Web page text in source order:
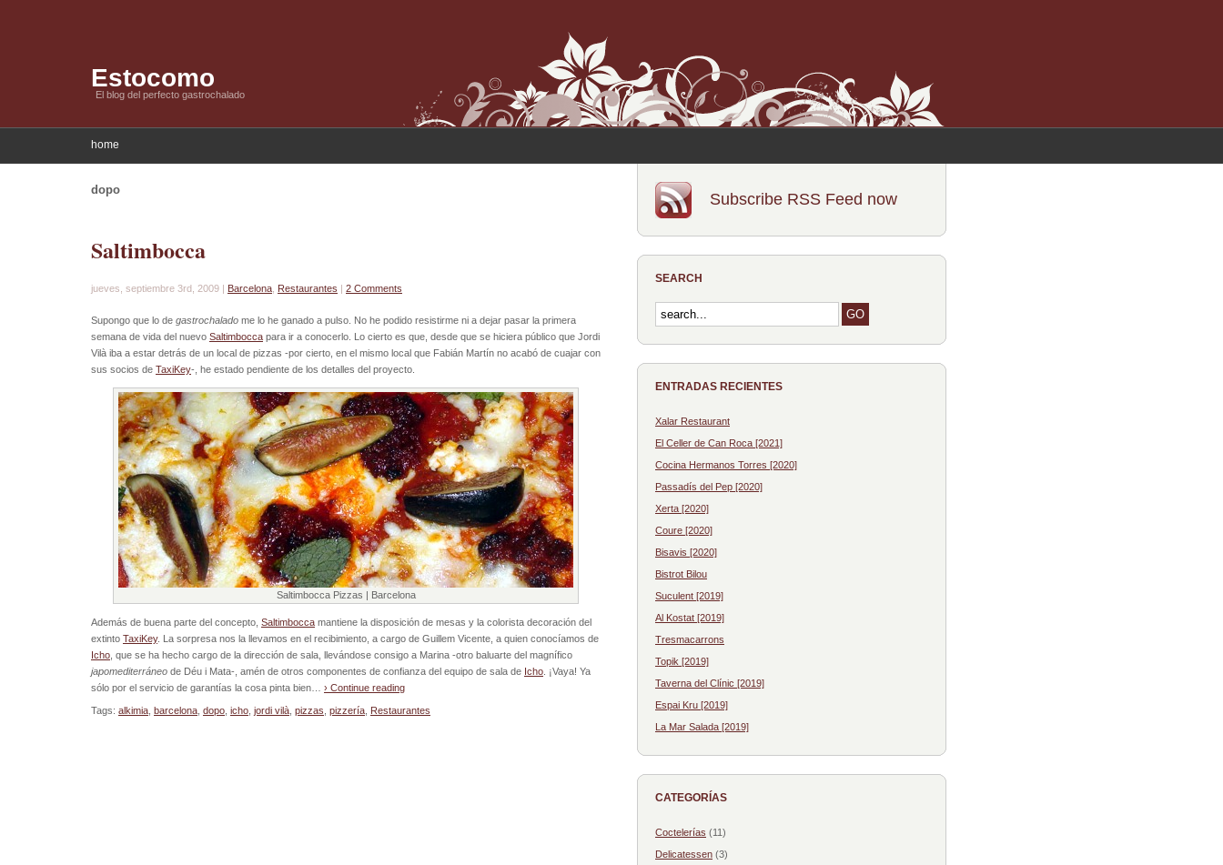
Estocomo
El blog del perfecto gastrochalado
home
dopo
Saltimbocca
jueves, septiembre 3rd, 2009 | Barcelona Restaurantes | 2 Comments
Supongo que lo de gastrochalado me lo he ganado a pulso. No he podido resistirme ni a dejar pasar la primera
semana de vida del nuevo Saltimbocca para ir a conocerlo. Lo cierto es que, desde que se hiciera público que Jordi
Vilà iba a estar detrás de un local de pizzas -por cierto, en el mismo local que Fabián Martín no acabó de cuajar con
sus socios de TaxiKey-, he estado pendiente de los detalles del proyecto.
Saltimbocca Pizzas | Barcelona
Además de buena parte del concepto, Saltimbocca mantiene la disposición de mesas y la colorista decoración del
extinto TaxiKey. La sorpresa nos la llevamos en el recibimiento, a cargo de Guillem Vicente, a quien conocíamos de
Icho , que se ha hecho cargo de la dirección de sala, llevándose consigo a Marina -otro baluarte del magnífico
japomediterráneo de Déu i Mata-, amén de otros componentes de confianza del equipo de sala de Icho . ¡Vaya! Ya
sólo por el servicio de garantías la cosa pinta bien… › Continue reading
Tags: alkimia barcelona dopo icho jordi vilà pizzas pizzería Restaurantes
Subscribe RSS Feed now
SEARCH
ENTRADAS RECIENTES
Xalar Restaurant
El Celler de Can Roca [2021]
Cocina Hermanos Torres [2020]
Passadís del Pep [2020]
Xerta [2020]
Coure [2020]
Bisavis [2020]
Bistrot Bilou
Suculent [2019]
Al Kostat [2019]
Tresmacarrons
Topik [2019]
Taverna del Clínic [2019]
Espai Kru [2019]
La Mar Salada [2019]
CATEGORÍAS
Coctelerías (11)
Delicatessen (3)